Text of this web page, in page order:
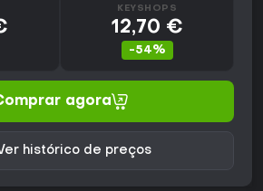
KEYSHOPS
12,70 €
-54%
agora
histórico de preços